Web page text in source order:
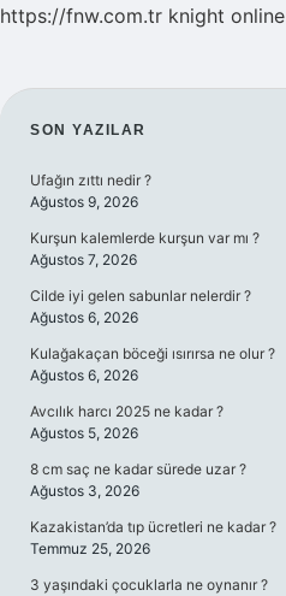
https://fnw.com.tr knight online
SIDEBAR
SON YAZILAR
Ufağın zıttı nedir ?
Ağustos 9, 2026
Kurşun kalemlerde kurşun var mı ?
Ağustos 7, 2026
Cilde iyi gelen sabunlar nelerdir ?
Ağustos 6, 2026
Kulağakaçan böceği ısırırsa ne olur ?
Ağustos 6, 2026
Avcılık harcı 2025 ne kadar ?
Ağustos 5, 2026
8 cm saç ne kadar sürede uzar ?
Ağustos 3, 2026
Kazakistan’da tıp ücretleri ne kadar ?
Temmuz 25, 2026
3 yaşındaki çocuklarla ne oynanır ?